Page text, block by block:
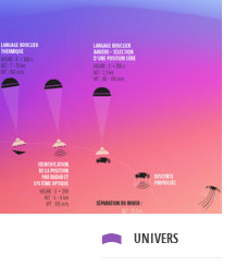
UNIVERS